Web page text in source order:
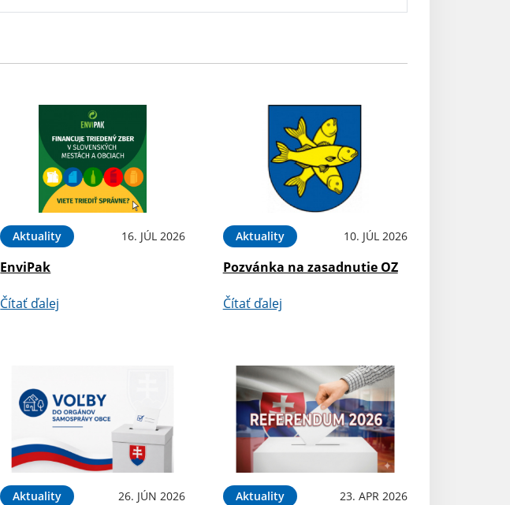
Aktuality 16. JÚL 2026
EnviPak
Čítať ďalej
Aktuality 10. JÚL 2026
Pozvánka na zasadnutie OZ
Čítať ďalej
Aktuality 26. JÚN 2026 Aktuality 23. APR 2026